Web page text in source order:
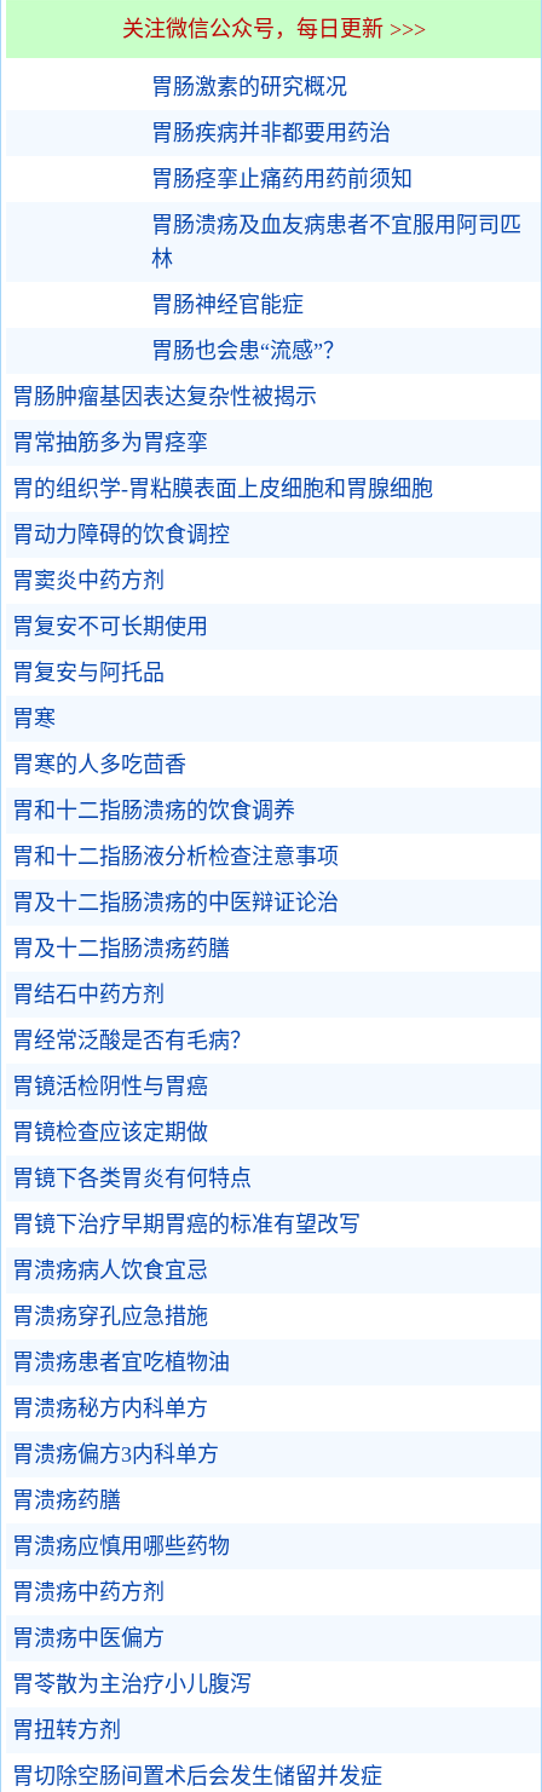
关注微信公众号，每日更新 >>>
胃肠激素的研究概况
胃肠疾病并非都要用药治
胃肠痉挛止痛药用药前须知
胃肠溃疡及血友病患者不宜服用阿司匹
林
胃肠神经官能症
胃肠也会患“流感”？
胃肠肿瘤基因表达复杂性被揭示
胃常抽筋多为胃痉挛
胃的组织学-胃粘膜表面上皮细胞和胃腺细胞
胃动力障碍的饮食调控
胃窦炎中药方剂
胃复安不可长期使用
胃复安与阿托品
胃寒
胃寒的人多吃茴香
胃和十二指肠溃疡的饮食调养
胃和十二指肠液分析检查注意事项
胃及十二指肠溃疡的中医辩证论治
胃及十二指肠溃疡药膳
胃结石中药方剂
胃经常泛酸是否有毛病？
胃镜活检阴性与胃癌
胃镜检查应该定期做
胃镜下各类胃炎有何特点
胃镜下治疗早期胃癌的标准有望改写
胃溃疡病人饮食宜忌
胃溃疡穿孔应急措施
胃溃疡患者宜吃植物油
胃溃疡秘方内科单方
胃溃疡偏方3内科单方
胃溃疡药膳
胃溃疡应慎用哪些药物
胃溃疡中药方剂
胃溃疡中医偏方
胃苓散为主治疗小儿腹泻
胃扭转方剂
胃切除空肠间置术后会发生储留并发症